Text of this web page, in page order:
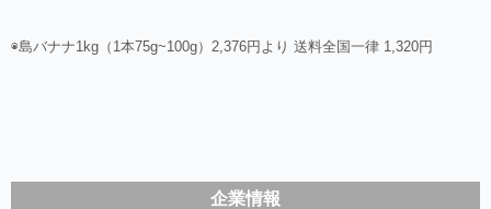
◉島バナナ1kg（1本75g~100g）2,376円より 送料全国一律 1,320円
企業情報